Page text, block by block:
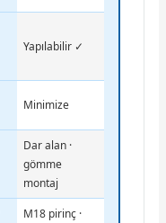
Yapılabilir ✓
Minimize
Dar alan ·
gömme
montaj
M18 pirinç ·